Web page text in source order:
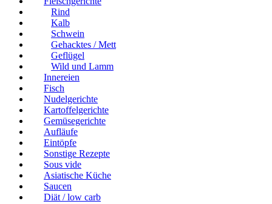
Rind
Kalb
Schwein
Gehacktes / Mett
Geflügel
Wild und Lamm
Innereien
Fisch
Nudelgerichte
Kartoffelgerichte
Gemüsegerichte
Aufläufe
Eintöpfe
Sonstige Rezepte
Sous vide
Asiatische Küche
Saucen
Diät / low carb